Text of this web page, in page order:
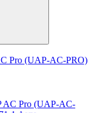
Pro (UAP-AC-PRO)